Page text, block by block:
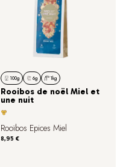
100g 6g 1kg
Rooibos de noël Miel et
une nuit
Rooïbos Epices Miel
Prix
8,95 €